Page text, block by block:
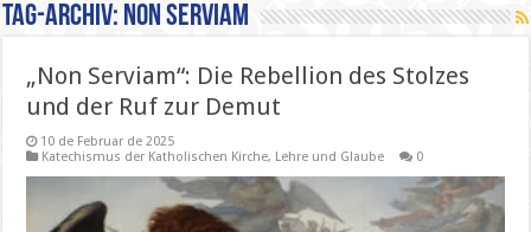
Tag-Archiv: Non Serviam
„Non Serviam“: Die Rebellion des Stolzes
und der Ruf zur Demut
10 de Februar de 2025
Katechismus der Katholischen Kirche, Lehre und Glaube 0